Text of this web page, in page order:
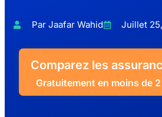
Par Jaafar Wahid Juillet
Comparez les
Gratuitement en moins de